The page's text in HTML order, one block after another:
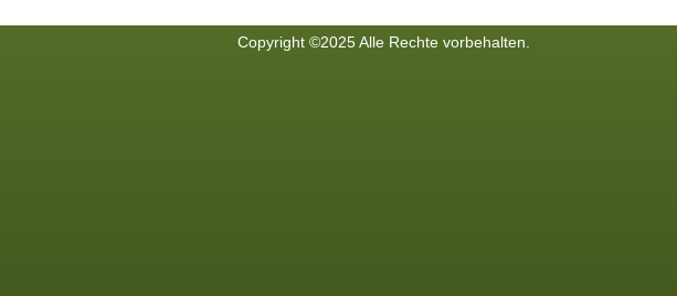
Copyright ©2025 Alle Rechte vorbehalten.